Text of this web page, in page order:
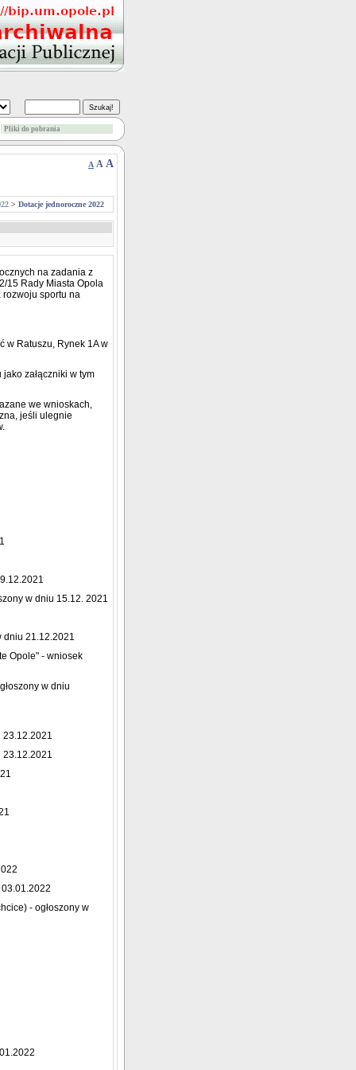
Pliki do pobrania
A A A
> Dotacje jednoroczne 2022
na zadania z
15 Rady Miasta Opola
rozwoju sportu na
w Ratuszu, Rynek 1A w
załączniki w tym
we wnioskach,
jeśli ulegnie
w dniu 15.12. 2021
dniu 21.12.2021
Opole" - wniosek
w dniu
23.12.2021
23.12.2021
03.01.2022
- ogłoszony w